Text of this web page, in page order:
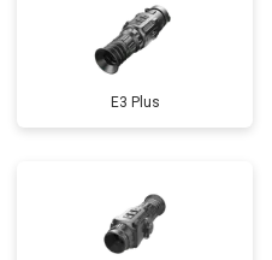
E3 Plus